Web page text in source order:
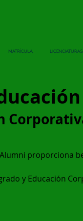
MATRÍCULA LICENCIATURAS
proporciona
y Educación